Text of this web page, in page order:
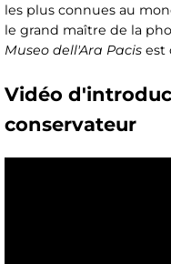
les plus connues au
le grand maître de la
Museo dell'Ara Pacis est
Vidéo
conservateur